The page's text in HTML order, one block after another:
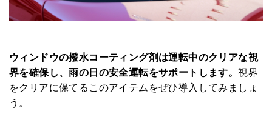
ウィンドウの撥水コーティング剤は運転中のクリアな視
界を確保し、雨の日の安全運転をサポートします。視界
をクリアに保てるこのアイテムをぜひ導入してみましょ
う。